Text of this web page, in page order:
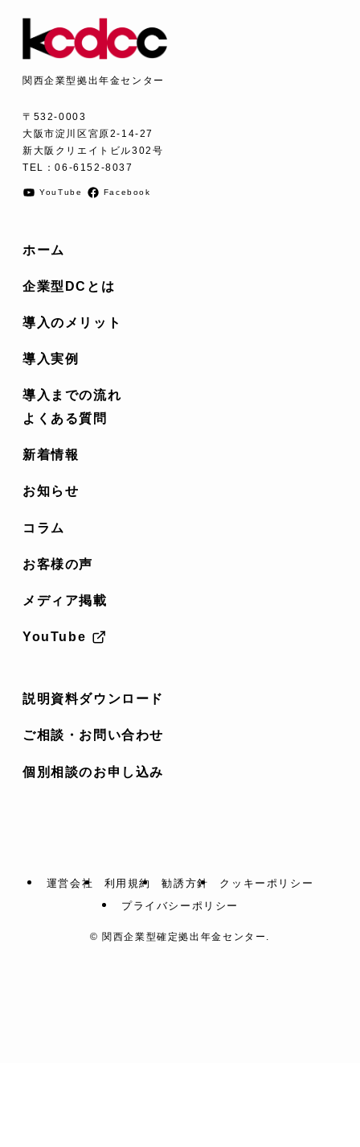
関西企業型拠出年金センター
〒532-0003
大阪市淀川区宮原2-14-27
新大阪クリエイトビル302号
TEL：06-6152-8037
YouTube Facebook
ホーム
企業型DCとは
導入のメリット
導入実例
導入までの流れ
よくある質問
新着情報
お知らせ
コラム
お客様の声
メディア掲載
YouTube
説明資料ダウンロード
ご相談・お問い合わせ
個別相談のお申し込み
運営会社 利用規約 勧誘方針
クッキーポリシー
プライバシーポリシー
© 関西企業型確定拠出年金センター.